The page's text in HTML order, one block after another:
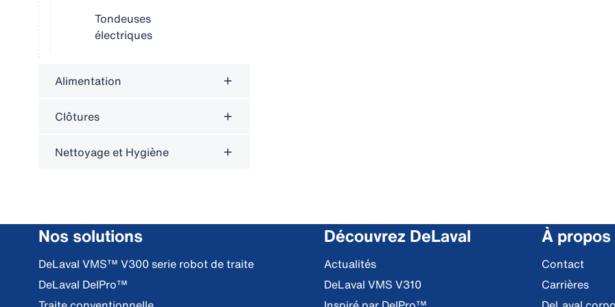
Tondeuses
électriques
Alimentation
Clôtures
Nettoyage et Hygiène
Nos solutions
DeLaval VMS™ V300 serie robot de traite
DeLaval DelPro™
Découvrez DeLaval
Actualités
DeLaval VMS V310
À propos
Contact
Carrières